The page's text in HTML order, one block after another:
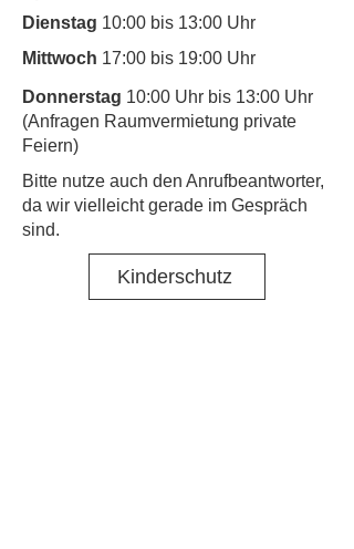
Dienstag 10:00 bis 13:00 Uhr
Mittwoch 17:00 bis 19:00 Uhr
Donnerstag 10:00 Uhr bis 13:00 Uhr
(Anfragen Raumvermietung private
Feiern)
​Bitte nutze auch den Anrufbeantworter,
da wir vielleicht gerade im Gespräch
sind.
Kinderschutz